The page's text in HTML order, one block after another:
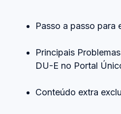
Passo a passo para
Principais
DU-E no Portal
Conteúdo extra